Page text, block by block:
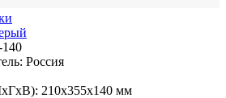
Россия
210x355x140 мм